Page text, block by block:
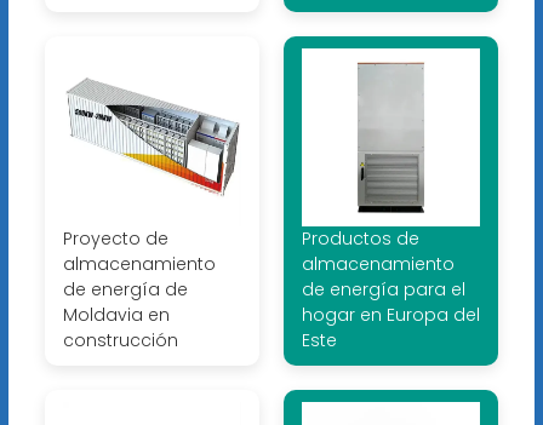
Proyecto de
almacenamiento
de energía de
Moldavia en
construcción
Productos de
almacenamiento
de energía para el
hogar en Europa del
Este